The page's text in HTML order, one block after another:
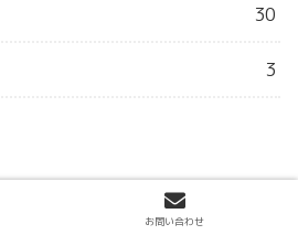
30
3
お問い合わせ